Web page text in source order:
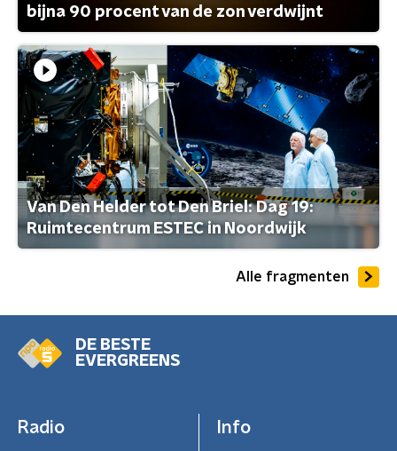
bijna 90 procent van de zon verdwijnt
Van Den Helder tot Den Briel: Dag 19:
Ruimtecentrum ESTEC in Noordwijk
Alle fragmenten
DE BESTE
EVERGREENS
Radio Info